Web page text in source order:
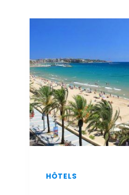
DÉTENTE
HÔTELS
DE
SALOU
AVEC
UN
SPA
AU
MEILLEUR
PRIX
HÔTELS